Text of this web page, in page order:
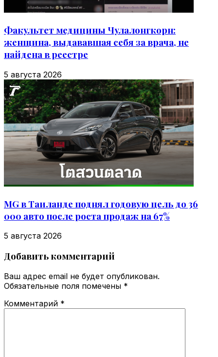
Факультет медицины Чулалонгкорн:
женщина, выдававшая себя за врача, не
найдена в реестре
5 августа 2026
MG в Таиланде поднял годовую цель до 36
000 авто после роста продаж на 67%
5 августа 2026
Добавить комментарий
Ваш адрес email не будет опубликован.
Обязательные поля помечены *
Комментарий *